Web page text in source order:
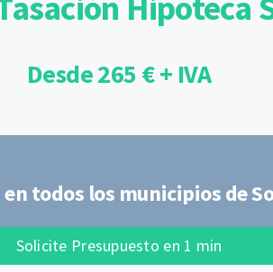
Desde 265 € + IVA
todos los municipios de
Solicite Presupuesto en 1 min